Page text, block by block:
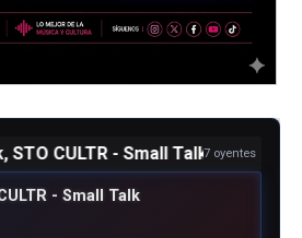
CULTR - Small Talk 7 oyentes
- Small Talk